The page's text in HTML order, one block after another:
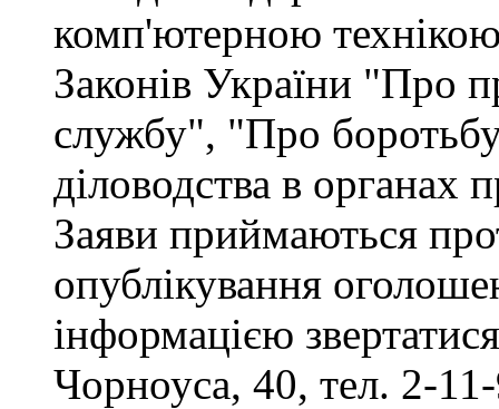
комп'ютерною
Законів України "Про
службу", "Про боротьбу
діловодства в органах
Заяви приймаються
опублікування
інформацією
Чорноуса, 40, тел. 2-